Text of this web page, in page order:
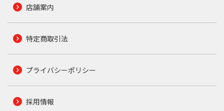
店舗案内
特定商取引法
プライバシーポリシー
採用情報